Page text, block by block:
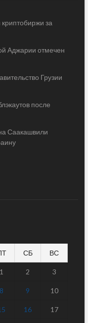
за
Аджарии отмечен
Грузии
после
Саакашвили
СБ ВС
1 2 3
8 9 10
16 17